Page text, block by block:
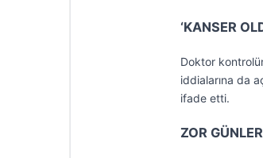
‘KANSER
Doktor
iddialarına da
ifade etti.
ZOR